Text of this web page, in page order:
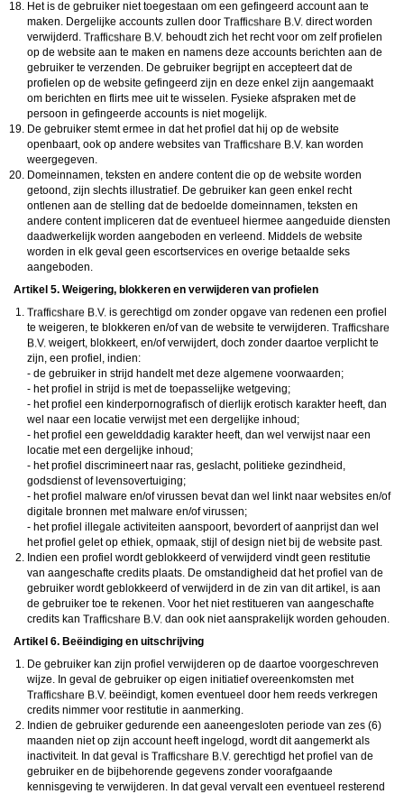
Het is de gebruiker niet toegestaan om een gefingeerd account aan te
maken. Dergelijke accounts zullen door
direct worden
verwijderd.
behoudt zich het recht voor om zelf profielen
op de website aan te maken en namens deze accounts berichten aan de
gebruiker te verzenden. De gebruiker begrijpt en accepteert dat de
profielen op de website gefingeerd zijn en deze enkel zijn aangemaakt
om berichten en flirts mee uit te wisselen. Fysieke afspraken met de
persoon in gefingeerde accounts is niet mogelijk.
De gebruiker stemt ermee in dat het profiel dat hij op de website
openbaart, ook op andere websites van
kan worden
weergegeven.
Domeinnamen, teksten en andere content die op de website worden
getoond, zijn slechts illustratief. De gebruiker kan geen enkel recht
ontlenen aan de stelling dat de bedoelde domeinnamen, teksten en
andere content impliceren dat de eventueel hiermee aangeduide diensten
daadwerkelijk worden aangeboden en verleend. Middels de website
worden in elk geval geen escortservices en overige betaalde seks
aangeboden.
Artikel 5. Weigering, blokkeren en verwijderen van profielen
is gerechtigd om zonder opgave van redenen een profiel
te weigeren, te blokkeren en/of van de website te verwijderen.
weigert, blokkeert, en/of verwijdert, doch zonder daartoe verplicht te
zijn, een profiel, indien:
- de gebruiker in strijd handelt met deze algemene voorwaarden;
- het profiel in strijd is met de toepasselijke wetgeving;
- het profiel een kinderpornografisch of dierlijk erotisch karakter heeft, dan
wel naar een locatie verwijst met een dergelijke inhoud;
- het profiel een gewelddadig karakter heeft, dan wel verwijst naar een
locatie met een dergelijke inhoud;
- het profiel discrimineert naar ras, geslacht, politieke gezindheid,
godsdienst of levensovertuiging;
- het profiel malware en/of virussen bevat dan wel linkt naar websites en/of
digitale bronnen met malware en/of virussen;
- het profiel illegale activiteiten aanspoort, bevordert of aanprijst dan wel
het profiel gelet op ethiek, opmaak, stijl of design niet bij de website past.
Indien een profiel wordt geblokkeerd of verwijderd vindt geen restitutie
van aangeschafte credits plaats. De omstandigheid dat het profiel van de
gebruiker wordt geblokkeerd of verwijderd in de zin van dit artikel, is aan
de gebruiker toe te rekenen. Voor het niet restitueren van aangeschafte
credits kan
dan ook niet aansprakelijk worden gehouden.
Artikel 6. Beëindiging en uitschrijving
De gebruiker kan zijn profiel verwijderen op de daartoe voorgeschreven
wijze. In geval de gebruiker op eigen initiatief overeenkomsten met
beëindigt, komen eventueel door hem reeds verkregen
credits nimmer voor restitutie in aanmerking.
Indien de gebruiker gedurende een aaneengesloten periode van zes (6)
maanden niet op zijn account heeft ingelogd, wordt dit aangemerkt als
inactiviteit. In dat geval is
gerechtigd het profiel van de
gebruiker en de bijbehorende gegevens zonder voorafgaande
kennisgeving te verwijderen. In dat geval vervalt een eventueel resterend